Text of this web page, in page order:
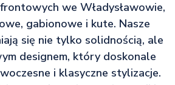
we Władysławowie,
gabionowe i kute. Nasze
się nie tylko solidnością, ale
designem, który doskonale
i klasyczne stylizacje.